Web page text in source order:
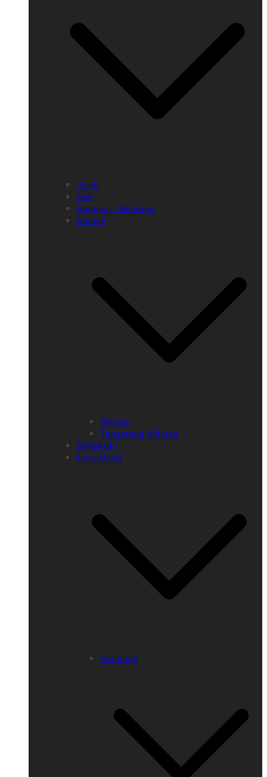
Aceh
Bali
Bangka – Belitung
Banten
Serang
Tangerang Selatan
Bengkulu
Jawa Barat
Bandung